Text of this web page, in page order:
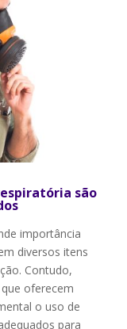
são
importância
diversos itens
Contudo,
oferecem
o uso de
para